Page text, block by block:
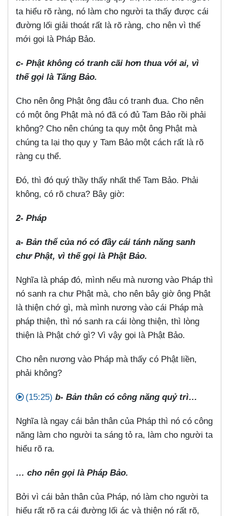
ta hiểu rõ ràng, nó làm cho người ta thấy được cái
đường lối giải thoát rất là rõ ràng, cho nên vì thế
mới gọi là Pháp Bảo.
c- Phật không có tranh cãi hơn thua với ai, vì
thế gọi là Tăng Bảo.
Cho nên ông Phật ông đâu có tranh đua. Cho nên
có một ông Phật mà nó đã có đủ Tam Bảo rồi phải
không? Cho nên chúng ta quy một ông Phật mà
chúng ta lại thọ quy y Tam Bảo một cách rất là rõ
ràng cụ thể.
Đó, thì đó quý thầy thấy nhất thể Tam Bảo. Phải
không, có rõ chưa? Bây giờ:
2- Pháp
a- Bản thể của nó có đầy cái tánh năng sanh
chư Phật, vì thế gọi là Phật Bảo.
Nghĩa là pháp đó, mình nếu mà nương vào Pháp thì
nó sanh ra chư Phật mà, cho nên bây giờ ông Phật
là thiện chớ gì, mà mình nương vào cái Pháp mà
pháp thiện, thì nó sanh ra cái lòng thiện, thì lòng
thiện là Phật chớ gì? Vì vậy gọi là Phật Bảo.
Cho nên nương vào Pháp mà thấy có Phật liền,
phải không?
(15:25) b- Bản thân có công năng quỷ trì…
Nghĩa là ngay cái bản thân của Pháp thì nó có công
năng làm cho người ta sáng tỏ ra, làm cho người ta
hiểu rõ ra.
… cho nên gọi là Pháp Bảo.
Bởi vì cái bản thân của Pháp, nó làm cho người ta
hiểu rất rõ ra cái đường lối ác và thiện nó rất rõ,